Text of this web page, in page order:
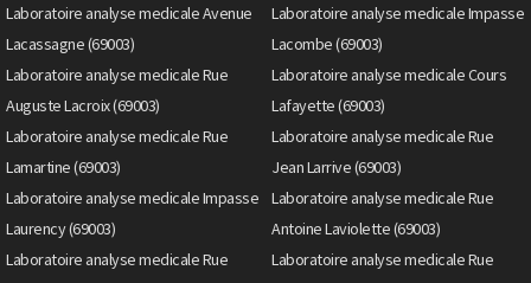
Laboratoire analyse medicale Avenue
Lacassagne (69003)
Laboratoire analyse medicale Impasse
Lacombe (69003)
Laboratoire analyse medicale Rue
Auguste Lacroix (69003)
Laboratoire analyse medicale Cours
Lafayette (69003)
Laboratoire analyse medicale Rue
Lamartine (69003)
Laboratoire analyse medicale Rue
Jean Larrive (69003)
Laboratoire analyse medicale Impasse
Laurency (69003)
Laboratoire analyse medicale Rue
Antoine Laviolette (69003)
Laboratoire analyse medicale Rue
Laboratoire analyse medicale Rue